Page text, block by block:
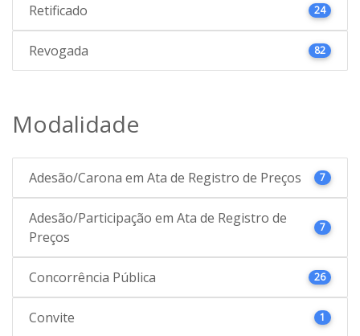
Retificado 24
Revogada 82
Modalidade
Adesão/Carona em Ata de Registro de Preços 7
Adesão/Participação em Ata de Registro de
Preços
7
Concorrência Pública 26
Convite 1